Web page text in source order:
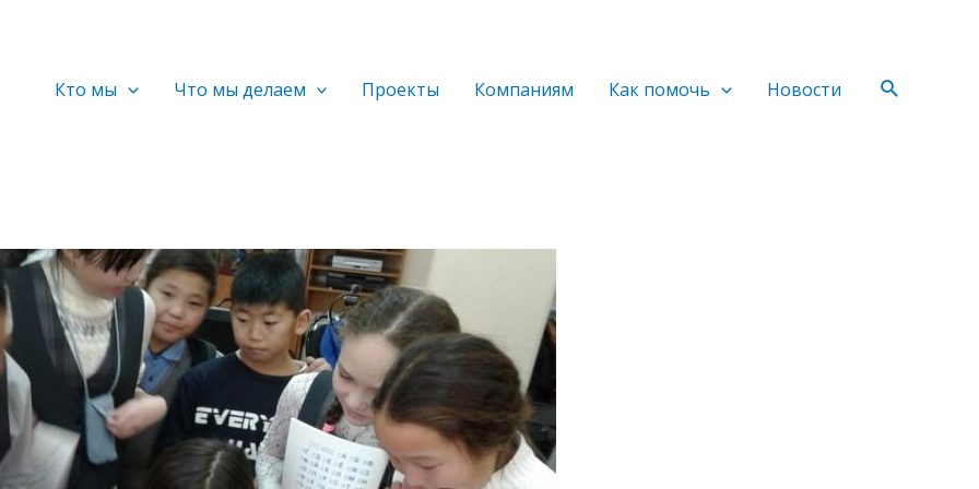
Кто мы Что мы делаем Проекты Компаниям Как помочь Новости Поиск